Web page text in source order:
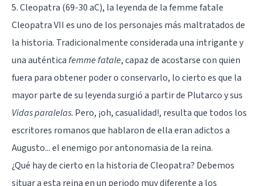
5. Cleopatra (69-30 aC), la leyenda de la femme fatale
Cleopatra VII es uno de los personajes más maltratados de
la historia. Tradicionalmente considerada una intrigante y
una auténticafemme fatale, capaz de acostarse con quien
fuera para obtener poder o conservarlo, lo cierto es que la
mayor parte de su leyenda surgió a partir de Plutarco y sus
Vidas paralelas. Pero, ¡oh, casualidad!, resulta que todos los
escritores romanos que hablaron de ella eran adictos a
Augusto... el enemigo por antonomasia de la reina.
¿Qué hay de cierto en la historia de Cleopatra? Debemos
situar a esta reina en un periodo muy diferente a los